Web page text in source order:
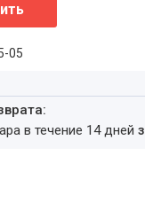
05
в течение 14 дней